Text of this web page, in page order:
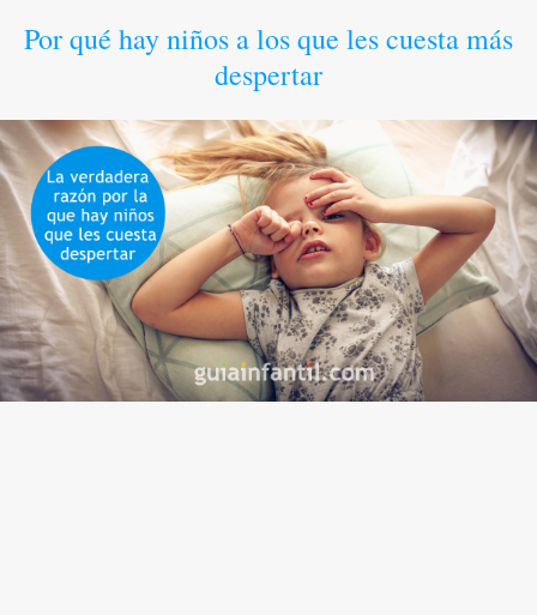
Por qué hay niños a los que les cuesta más
despertar